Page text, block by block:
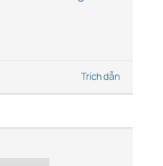
Trích dẫn